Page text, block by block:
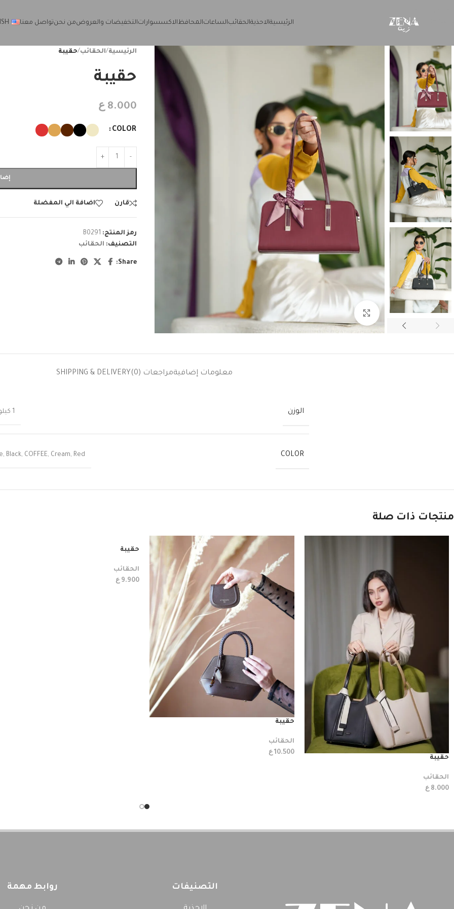
Skip to main content
الرئيسيةالاحذيةالحقائبالساعاتالمحافظالاكسسواراتالتخفيضات والعروضمن نحنتواصل معنا
اضغط للتكبير
الرئيسية/الحقائب/حقيبة
حقيبة
8.000 ع
COLOR
قارن اضافة الي المفضلة
رمز المنتج: B0291
التصنيف: الحقائب
Share:
معلومات إضافيةمراجعات (0) SHIPPING & DELIVERY
الوزن 1 كيلوجرام
COLOR
, Black, COFFEE, Cream, Red
منتجات ذات صلة
حقيبة
الحقائب
8.000 ع
حقيبة
الحقائب
10.500 ع
حقيبة
الحقائب
9.900 ع
التصنيفات روابط مهمة